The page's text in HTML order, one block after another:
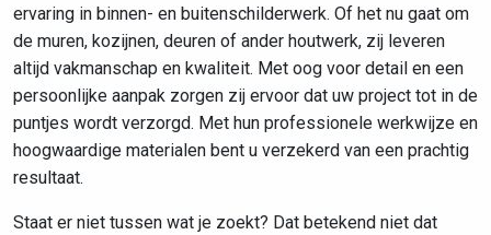
ervaring in binnen- en buitenschilderwerk. Of het nu gaat om
de muren, kozijnen, deuren of ander houtwerk, zij leveren
altijd vakmanschap en kwaliteit. Met oog voor detail en een
persoonlijke aanpak zorgen zij ervoor dat uw project tot in de
puntjes wordt verzorgd. Met hun professionele werkwijze en
hoogwaardige materialen bent u verzekerd van een prachtig
resultaat.
Staat er niet tussen wat je zoekt? Dat betekend niet dat